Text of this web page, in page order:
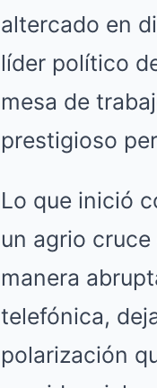
altercado en
líder político
mesa de
prestigioso
Lo que inició
un agrio
manera
telefónica,
polarización